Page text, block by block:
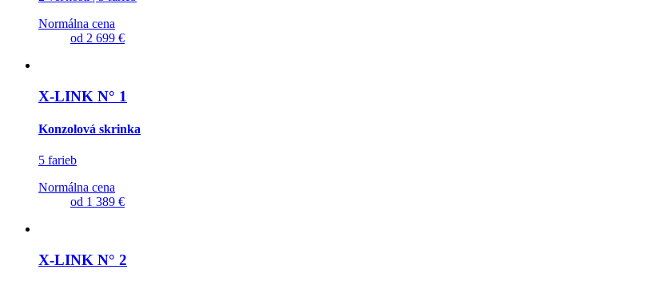
Normálna cena
od 2 699 €
X-LINK N° 1
Konzolová skrinka
5 farieb
Normálna cena
od 1 389 €
X-LINK N° 2